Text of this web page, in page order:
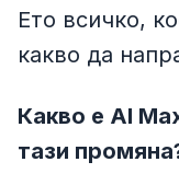
Ето всичко,
какво да
Какво е AI
тази